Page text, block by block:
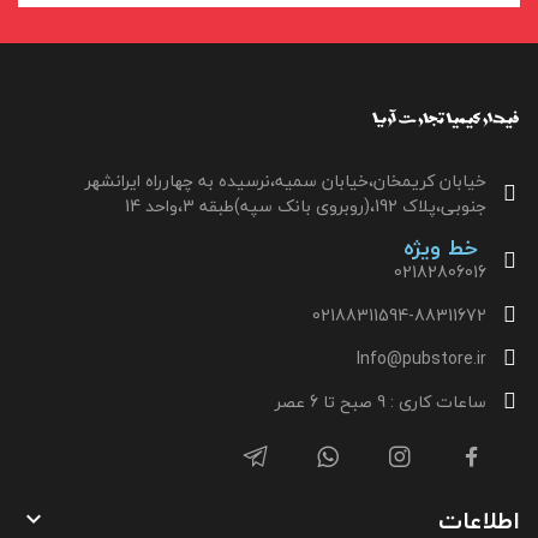
خیابان کریمخان،خیابان سمیه،نرسیده به چهارراه ایرانشهر
جنوبی،پلاک 192،(روبروی بانک سپه)طبقه 3،واحد 14
خط ویژه
02182806016
02188311594-88311672
Info@pubstore.ir
ساعات کاری : 9 صبح تا 6 عصر
اطلاعات 